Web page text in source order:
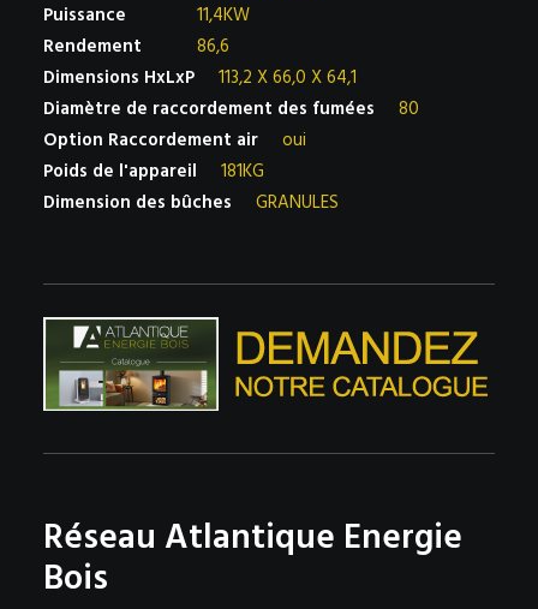
Puissance
11,4KW
Rendement
86,6
Dimensions HxLxP
113,2 X 66,0 X 64,1
Diamètre de raccordement des fumées
80
Option Raccordement air
oui
Poids de l'appareil
181KG
Dimension des bûches
GRANULES
Réseau Atlantique Energie
Bois